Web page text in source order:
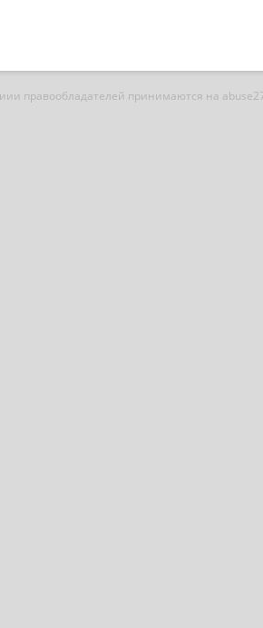
правообладателей принимаются на